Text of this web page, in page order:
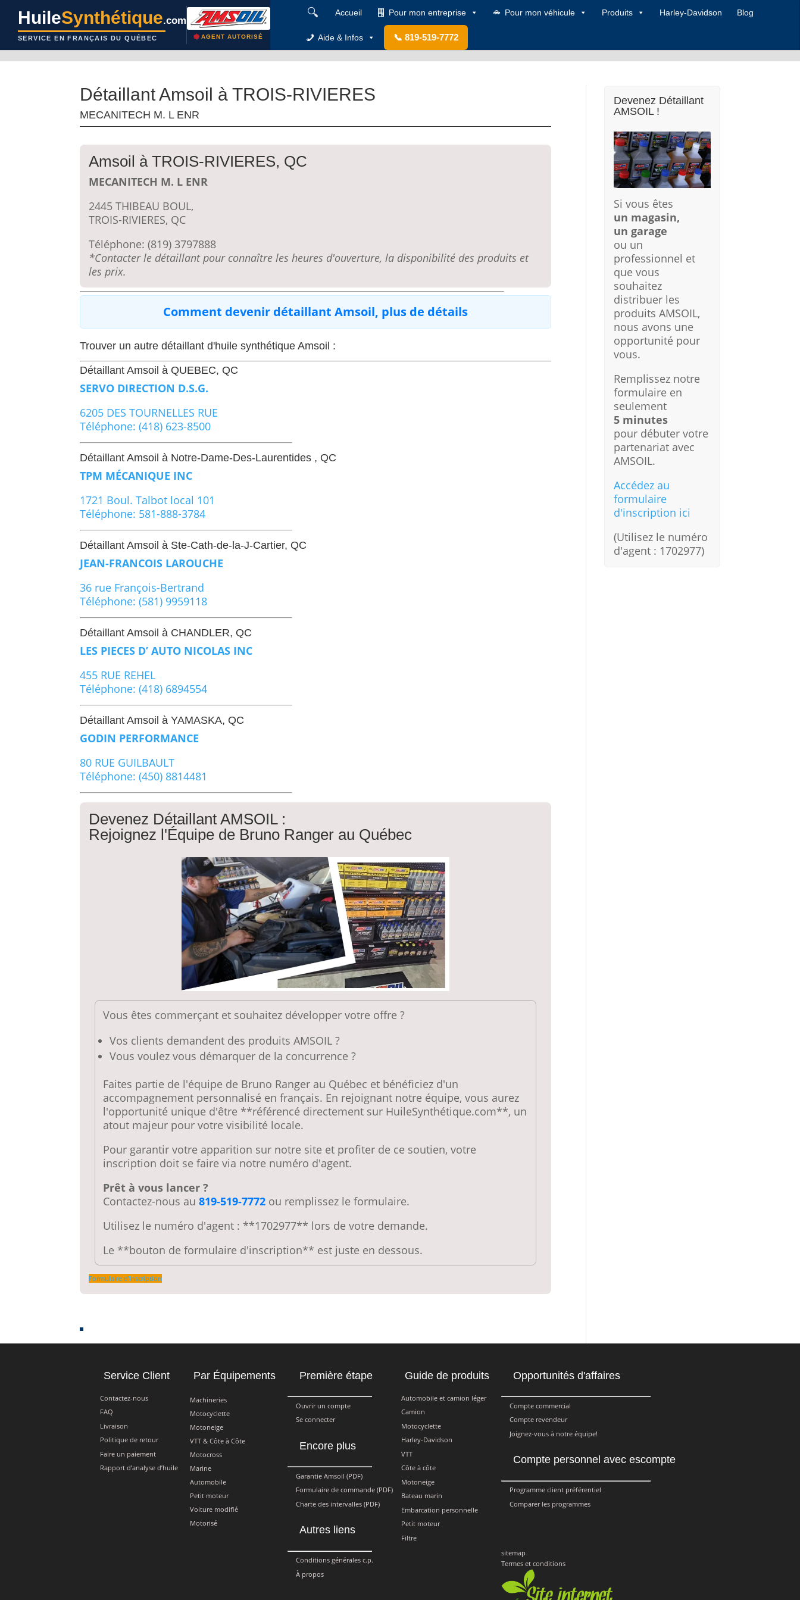
HuileSynthétique.com
SERVICE EN FRANÇAIS DU QUÉBEC AGENT AUTORISÉ
🔍 Accueil Pour mon entreprise Pour mon véhicule Produits Harley-Davidson Blog
Aide & Infos 📞 819-519-7772
Détaillant Amsoil à TROIS-RIVIERES
MECANITECH M. L ENR
Amsoil à TROIS-RIVIERES, QC
MECANITECH M. L ENR
2445 THIBEAU BOUL,
TROIS-RIVIERES, QC
Téléphone: (819) 3797888
*Contacter le détaillant pour connaître les heures d'ouverture, la disponibilité des produits et
les prix.
Comment devenir détaillant Amsoil, plus de détails
Trouver un autre détaillant d'huile synthétique Amsoil :
Détaillant Amsoil à QUEBEC, QC
SERVO DIRECTION D.S.G.
6205 DES TOURNELLES RUE
Téléphone: (418) 623-8500
Détaillant Amsoil à Notre-Dame-Des-Laurentides , QC
TPM MÉCANIQUE INC
1721 Boul. Talbot local 101
Téléphone: 581-888-3784
Détaillant Amsoil à Ste-Cath-de-la-J-Cartier, QC
JEAN-FRANCOIS LAROUCHE
36 rue François-Bertrand
Téléphone: (581) 9959118
Détaillant Amsoil à CHANDLER, QC
LES PIECES D’ AUTO NICOLAS INC
455 RUE REHEL
Téléphone: (418) 6894554
Détaillant Amsoil à YAMASKA, QC
GODIN PERFORMANCE
80 RUE GUILBAULT
Téléphone: (450) 8814481
Devenez Détaillant AMSOIL :
Rejoignez l'Équipe de Bruno Ranger au Québec
Vous êtes commerçant et souhaitez développer votre offre ?
Vos clients demandent des produits AMSOIL ?
Vous voulez vous démarquer de la concurrence ?
Faites partie de l'équipe de Bruno Ranger au Québec et bénéficiez d'un
accompagnement personnalisé en français. En rejoignant notre équipe, vous aurez
l'opportunité unique d'être **référencé directement sur HuileSynthétique.com**, un
atout majeur pour votre visibilité locale.
Pour garantir votre apparition sur notre site et profiter de ce soutien, votre
inscription doit se faire via notre numéro d'agent.
Prêt à vous lancer ?
Contactez-nous au819-519-7772 ou remplissez le formulaire.
Utilisez le numéro d'agent : **1702977** lors de votre demande.
Le **bouton de formulaire d'inscription** est juste en dessous.
Formulaire d'Inscription
Devenez Détaillant
AMSOIL !
Si vous êtes
un magasin,
un garage
ou un
professionnel et
que vous
souhaitez
distribuer les
produits AMSOIL,
nous avons une
opportunité pour
vous.
Remplissez notre
formulaire en
seulement
5 minutes
pour débuter votre
partenariat avec
AMSOIL.
Accédez au
formulaire
d'inscription ici
(Utilisez le numéro
d'agent : 1702977)
Service Client
Contactez-nous
FAQ
Livraison
Politique de retour
Faire un paiement
Rapport d’analyse d’huile
Par Équipements
Machineries
Motocyclette
Motoneige
VTT & Côte à Côte
Motocross
Marine
Automobile
Petit moteur
Voiture modifié
Motorisé
Première étape
Ouvrir un compte
Se connecter
Encore plus
Garantie Amsoil (PDF)
Formulaire de commande (PDF)
Charte des intervalles (PDF)
Autres liens
Conditions générales c.p.
À propos
Guide de produits
Automobile et camion léger
Camion
Motocyclette
Harley-Davidson
VTT
Côte à côte
Motoneige
Bateau marin
Embarcation personnelle
Petit moteur
Filtre
Opportunités d'affaires
Compte commercial
Compte revendeur
Joignez-vous à notre équipe!
Compte personnel avec escompte
Programme client préférentiel
Comparer les programmes
sitemap
Termes et conditions